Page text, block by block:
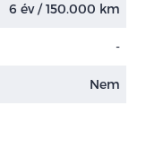
6 év / 150.000 km
-
Nem